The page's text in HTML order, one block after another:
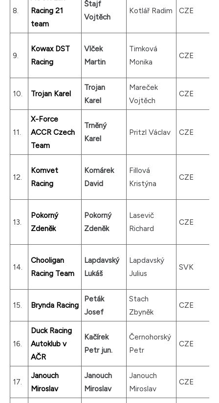
8.
Racing 21
team
Štajf
Vojtěch
Kotlář Radim CZE
9.
Kowax DST
Racing
Vlček
Martin
Timková
Monika
CZE
10. Trojan Karel
Trojan
Karel
Mareček
Vojtěch
CZE
11.
X-Force
ACCR Czech
Team
Trněný
Karel
Pritzl Václav CZE
12.
Komvet
Racing
Komárek
David
Fillová
Kristýna
CZE
13.
Pokorný
Zdeněk
Pokorný
Zdeněk
Lasevič
Richard
CZE
14.
Chooligan
Racing Team
Lapdavský
Lukáš
Lapdavský
Julius
SVK
15. Brynda Racing
Peták
Josef
Stach
Zbyněk
CZE
16.
Duck Racing
Autoklub v
AČR
Kačírek
Petr jun.
Černohorský
Petr
CZE
17.
Janouch
Miroslav
Janouch
Miroslav
Janouch
Miroslav
CZE